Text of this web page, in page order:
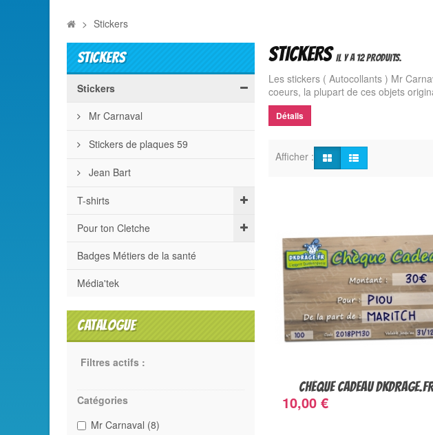
> Stickers
STICKERS
Stickers
Mr Carnaval
Stickers de plaques 59
Jean Bart
T-shirts
Pour ton Cletche
Badges Métiers de la santé
Média'tek
CATALOGUE
Filtres actifs :
Catégories
Mr Carnaval (8)
STICKERSIL Y A 12 PRODUITS.
Les stickers ( Autocollants ) Mr
coeurs, la plupart de ces objets
Détails
Afficher :
CHÈQUE CADEAU
10,00 €